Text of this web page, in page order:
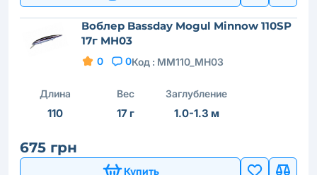
Воблер Bassday Mogul Minnow 110SP
17г MH03
0 0Код : MM110_MH03
Длина
110
Вес
17 г
Заглубление
1.0-1.3 м
675 грн
Купить